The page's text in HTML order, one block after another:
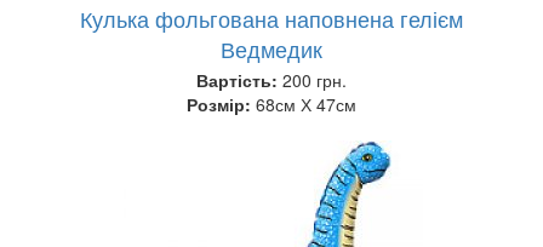
Кулька фольгована наповнена гелієм
Ведмедик
Вартість: 200 грн.
Розмір: 68см Х 47см